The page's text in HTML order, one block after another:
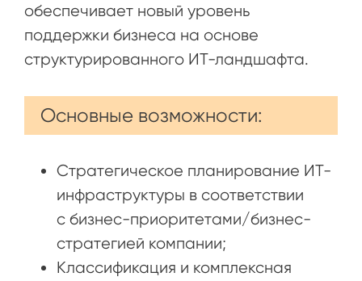
обеспечивает новый уровень
поддержки бизнеса на основе
структурированного ИТ-ландшафта.
Основные возможности:
Стратегическое планирование ИТ-
инфраструктуры в соответствии
с бизнес-приоритетами/бизнес-
стратегией компании;
Классификация и комплексная